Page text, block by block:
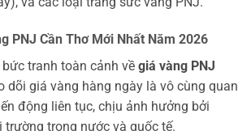
PNJ Cần Thơ Mới Nhất Năm 2026
tranh toàn cảnh về giá vàng PNJ
dõi giá vàng hàng ngày là vô cùng quan
động liên tục, chịu ảnh hưởng bởi
trường trong nước và quốc tế.